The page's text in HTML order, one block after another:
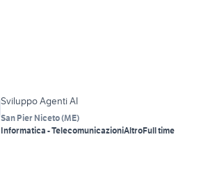
Sviluppo Agenti AI
San Pier Niceto(ME)
Informatica - TelecomunicazioniAltroFull time